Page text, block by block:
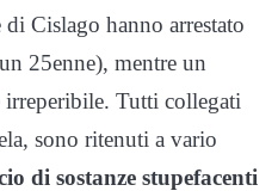
Cislago hanno arrestato
25enne), mentre un
irreperibile. Tutti collegati
sono ritenuti a vario
di sostanze stupefacenti